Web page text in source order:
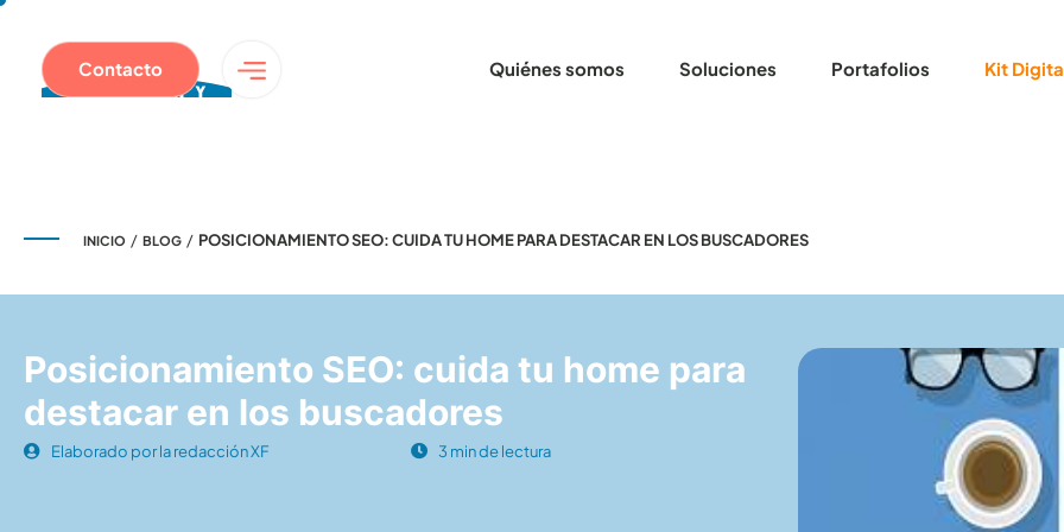
Quiénes somos Soluciones Portafolios Kit
Contacto
INICIO / BLOG / POSICIONAMIENTO SEO: CUIDA TU HOME PARA DESTACAR EN LOS BUSCADORES
Posicionamiento SEO: cuida tu home para
destacar en los buscadores
Elaborado por la redacción XF 3 min de lectura